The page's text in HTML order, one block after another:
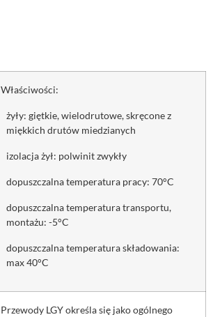
Właściwości:
żyły: giętkie, wielodrutowe, skręcone z
miękkich drutów miedzianych
izolacja żył: polwinit zwykły
dopuszczalna temperatura pracy: 70°C
dopuszczalna temperatura transportu,
montażu: -5°C
dopuszczalna temperatura składowania:
max 40°C
Przewody LGY określa się jako ogólnego